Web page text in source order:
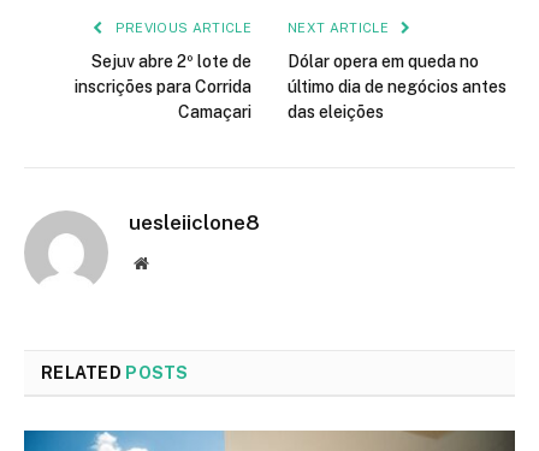
PREVIOUS ARTICLE
Sejuv abre 2º lote de
inscrições para Corrida
Camaçari
NEXT ARTICLE
Dólar opera em queda no
último dia de negócios antes
das eleições
uesleiiclone8
Website
RELATED POSTS